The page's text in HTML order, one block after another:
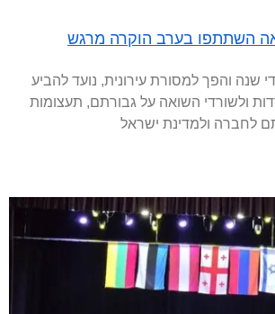
השואה השתתפו בערב הוקרה מרגש
שנה והפך למסורת עירונית, נועד להביע
ולשורדי השואה על גבורתם, תעצומות
לחברה ולמדינת ישראל